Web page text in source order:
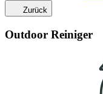
Zurück
Outdoor Reiniger